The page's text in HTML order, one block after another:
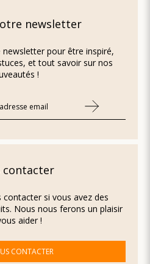
newsletter
pour être inspiré,
et tout savoir sur nos
!
contacter
si vous avez des
Nous nous ferons un plaisir
aider !
CONTACTER